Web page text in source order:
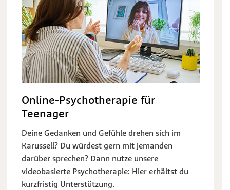
Online-Psychotherapie für
Teenager
Deine Gedanken und Gefühle drehen sich im
Karussell? Du würdest gern mit jemanden
darüber sprechen? Dann nutze unsere
videobasierte Psychotherapie: Hier erhältst du
kurzfristig Unterstützung.